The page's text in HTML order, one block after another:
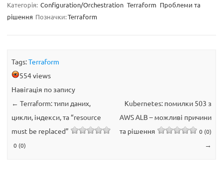
Категорія: Configuration/Orchestration Terraform Проблеми та
рішення Позначки:Terraform
Tags:Terraform
554 views
Навігація по запису
← Terraform: типи даних,
цикли, індекси, та “resource
must be replaced”
0 (0)
Kubernetes: помилки 503 з
AWS ALB – можливі причини
та рішення
0 (0)
→